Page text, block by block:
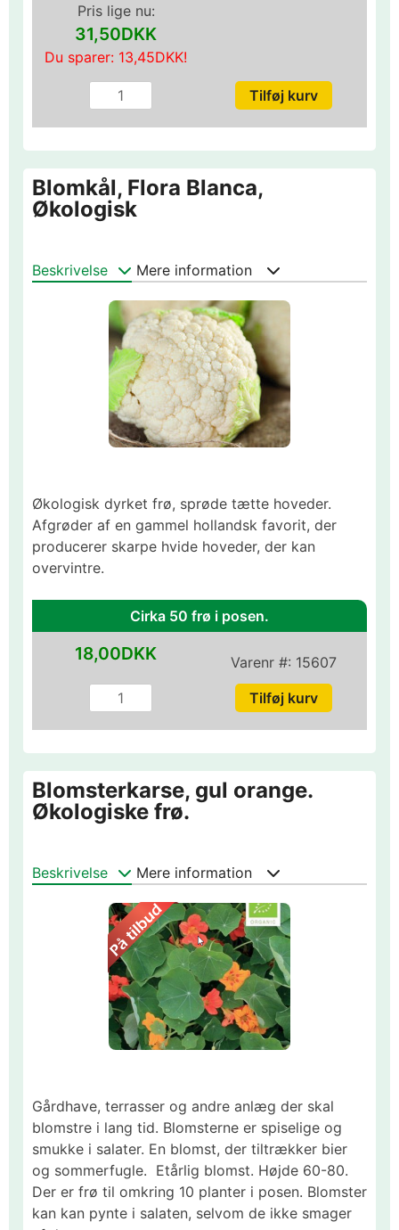
Pris lige nu:
31,50DKK
Du sparer: 13,45DKK!
Blomkål, Flora Blanca,
Økologisk
Beskrivelse Mere information
Økologisk dyrket frø, sprøde tætte hoveder.
Afgrøder af en gammel hollandsk favorit, der
producerer skarpe hvide hoveder, der kan
overvintre.
Cirka 50 frø i posen.
Varenr #: 15607
18,00DKK
Blomsterkarse, gul orange.
Økologiske frø.
Beskrivelse Mere information
Gårdhave, terrasser og andre anlæg der skal
blomstre i lang tid. Blomsterne er spiselige og
smukke i salater. En blomst, der tiltrækker bier
og sommerfugle. Etårlig blomst. Højde 60-80.
Der er frø til omkring 10 planter i posen. Blomster
kan kan pynte i salaten, selvom de ikke smager